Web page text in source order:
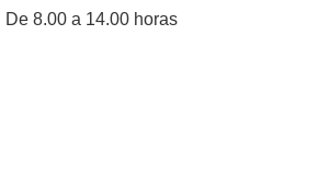
De 8.00 a 14.00 horas